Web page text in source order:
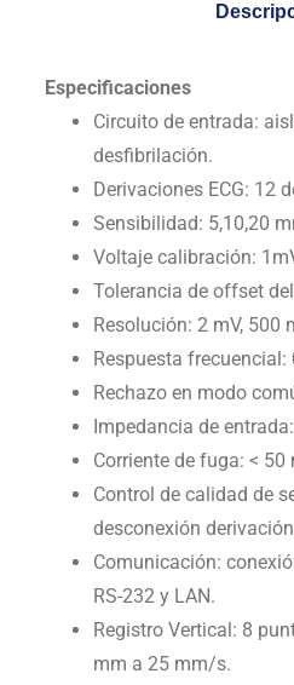
Especificaciones
Circuito de entrada:
desfibrilación.
Derivaciones ECG: 12
Sensibilidad: 5,10,20
Voltaje calibración:
Tolerancia de offset
Resolución: 2 mV, 500
Respuesta
Rechazo en modo
Impedancia de
Corriente de fuga: < 50
Control de calidad de
desconexión
Comunicación:
RS-232 y LAN.
Registro Vertical: 8
mm a 25 mm/s.